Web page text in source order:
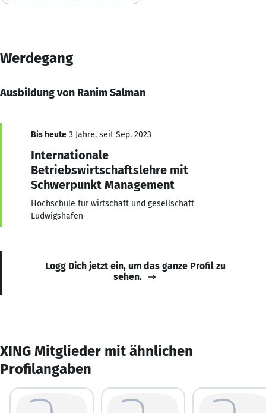
Werdegang
Ausbildung von Ranim Salman
Bis heute 3 Jahre, seit Sep. 2023
Internationale
Betriebswirtschaftslehre mit
Schwerpunkt Management
Hochschule für wirtschaft und gesellschaft
Ludwigshafen
Logg Dich jetzt ein, um das ganze Profil zu
sehen.
XING Mitglieder mit ähnlichen
Profilangaben